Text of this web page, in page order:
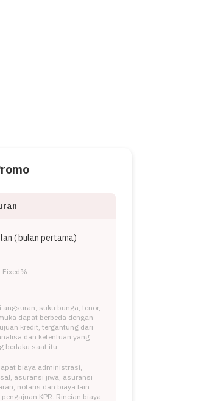
(bulan pertama)
Fixed%
angsuran, suku bunga, tenor,
dapat berbeda dengan
kredit, tergantung dari
dan ketentuan yang
berlaku saat itu.
biaya administrasi,
asuransi jiwa, asuransi
notaris dan biaya lain
KPR. Rincian biaya